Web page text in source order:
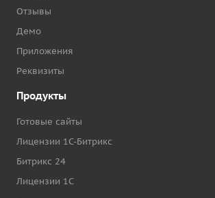
Отзывы
Демо
Приложения
Реквизиты
Продукты
Готовые сайты
Лицензии 1С-Битрикс
Битрикс 24
Лицензии 1С